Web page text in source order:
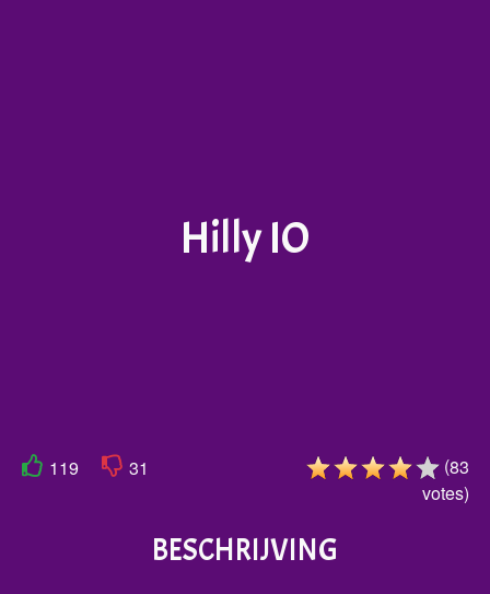
Hilly IO
119 31 (83
votes)
BESCHRIJVING